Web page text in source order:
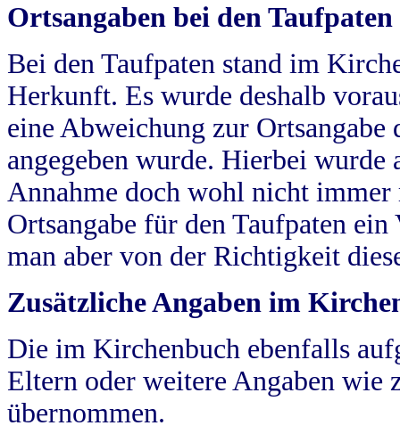
Ortsangaben bei den Taufpaten
Bei den Taufpaten stand im
Herkunft. Es wurde deshalb
eine Abweichung zur
angegeben wurde. Hierbei wurde
Annahme doch wohl nicht
Ortsangabe für den Taufpaten
man aber von der Richtigkeit
Zusätzliche Angaben im
Die im Kirchenbuch ebenfalls
Eltern oder weitere Angaben wie
übernommen.